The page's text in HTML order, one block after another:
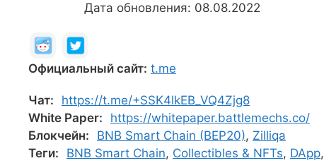
Дата обновления: 08.08.2022
Официальный сайт: t.me
Чат:
https://t.me/+SSK4lkEB_VQ4Zjg8
White Paper:
https://whitepaper.battlemechs.co/
Блокчейн:
BNB Smart Chain (BEP20), Zilliqa
Теги:
BNB Smart Chain, Collectibles & NFTs, DApp,